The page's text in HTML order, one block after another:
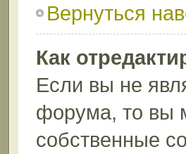
Вернуться
Как
Если вы не
форума, то вы
собственные